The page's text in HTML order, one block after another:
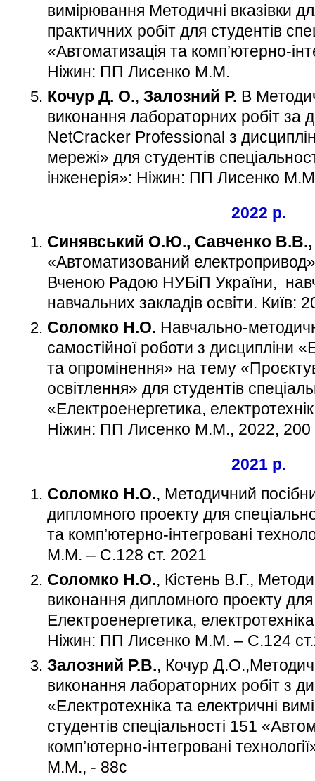
вимірювання Методичні вказівки
практичних робіт для студентів
«Автоматизація та комп’ютерно-
Ніжин: ПП Лисенко М.М.
Кочур Д. О., Залозний Р. В
виконання лабораторних робіт за
NetCracker Professional з
мережі» для студентів
інженерія»: Ніжин: ПП Лисенко
2022 р.
Синявський О.Ю., Савченко
«Автоматизований
Вченою Радою НУБіП України,
навчальних закладів освіти. Київ:
Соломко Н.О. Навчально-
самостійної роботи з дисципліни
та опромінення» на тему
освітлення» для студентів
«Електроенергетика,
Ніжин: ПП Лисенко М.М., 2022, 200
​2021 р.
Соломко Н.О., Методичний
дипломного проекту для
та комп’ютерно-інтегровані
М.М. – С.128 ст. 2021
Соломко Н.О., Кістень В.Г.,
виконання дипломного проекту для
Електроенергетика,
Ніжин: ПП Лисенко М.М. – С.124
Залозний Р.В., Кочур
виконання лабораторних робіт з
«Електротехніка та електричні
студентів спеціальності 151
комп’ютерно-інтегровані
М.М., - 88с